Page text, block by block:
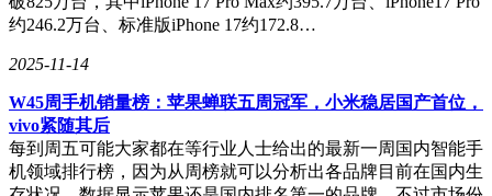
约246.2万台、标准版iPhone 17约172.8…
2025-11-14
W45周手机销量榜：苹果蝉联五周冠军，小米稳居国产首位，
vivo紧随其后
每到周五可能大家都在等行业人士给出的最新一周国内智能手
机领域排行榜，因为从周榜就可以分析出各品牌目前在国内生